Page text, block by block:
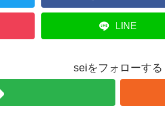
LINE
seiをフォローする